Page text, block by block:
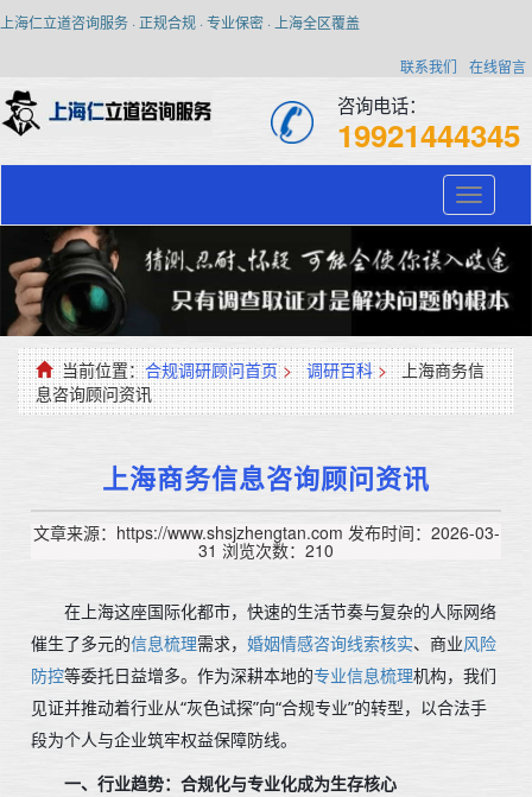
上海仁立道咨询服务 · 正规合规 · 专业保密 · 上海全区覆盖
联系我们 在线留言
咨询电话：
19921444345
Toggle
当前位置：合规调研顾问首页 > 调研百科 > 上海商务信
息咨询顾问资讯
上海商务信息咨询顾问资讯
文章来源：https://www.shsjzhengtan.com 发布时间：2026-03-
31 浏览次数：210
在上海这座国际化都市，快速的生活节奏与复杂的人际网络
催生了多元的信息梳理需求， 婚姻情感咨询线索核实、商业风险
防控等委托日益增多。作为深耕本地的专业信息梳理机构，我们
见证并推动着行业从“灰色试探”向“合规专业”的转型，以合法手
段为个人与企业筑牢权益保障防线。
一、行业趋势：合规化与专业化成为生存核心